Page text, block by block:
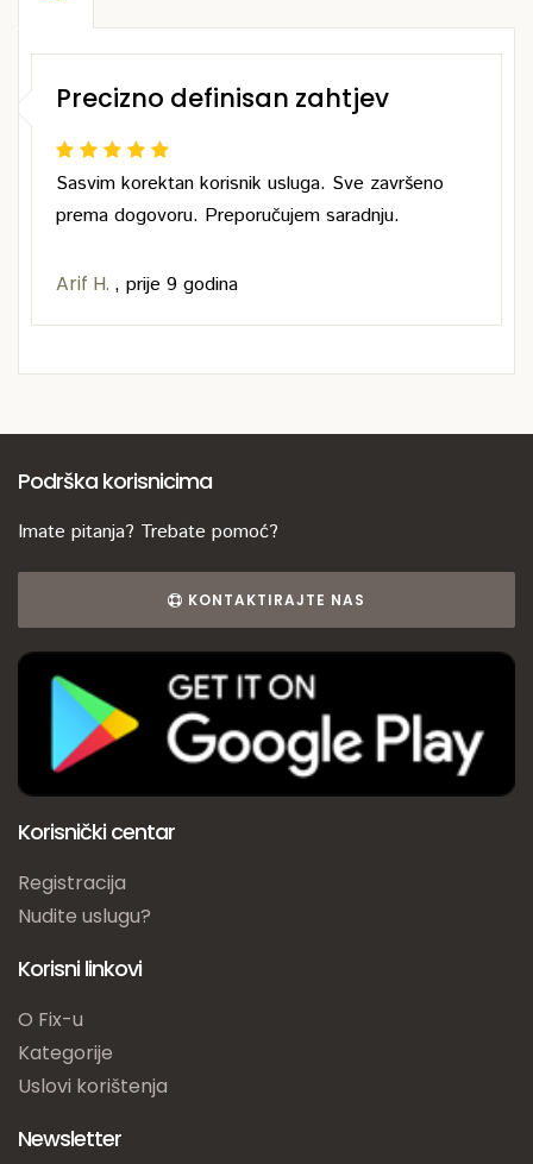
Precizno definisan zahtjev
Sasvim korektan korisnik usluga. Sve završeno
prema dogovoru. Preporučujem saradnju.
Arif H. , prije 9 godina
Podrška korisnicima
Imate pitanja? Trebate pomoć?
KONTAKTIRAJTE NAS
Korisnički centar
Registracija
Nudite uslugu?
Korisni linkovi
O Fix-u
Kategorije
Uslovi korištenja
Newsletter